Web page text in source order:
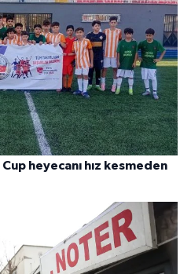
heyecanı hız kesmeden